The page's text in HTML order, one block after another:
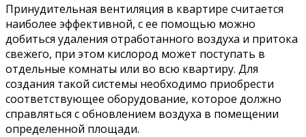
Принудительная вентиляция в квартире считается
наиболее эффективной, с ее помощью можно
добиться удаления отработанного воздуха и притока
свежего, при этом кислород может поступать в
отдельные комнаты или во всю квартиру. Для
создания такой системы необходимо приобрести
соответствующее оборудование, которое должно
справляться с обновлением воздуха в помещении
определенной площади.